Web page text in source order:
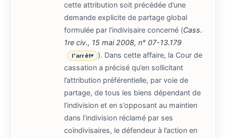
cette attribution soit précédée d’une
demande explicite de partage global
formulée par l’indivisaire concerné (Cass.
1re civ., 15 mai 2008, n° 07-13.179
l'arrêt▾
). Dans cette affaire, la Cour de
cassation a précisé qu’en sollicitant
l’attribution préférentielle, par voie de
partage, de tous les biens dépendant de
l’indivision et en s’opposant au maintien
dans l’indivision réclamé par ses
coïndivisaires, le défendeur à l’action en